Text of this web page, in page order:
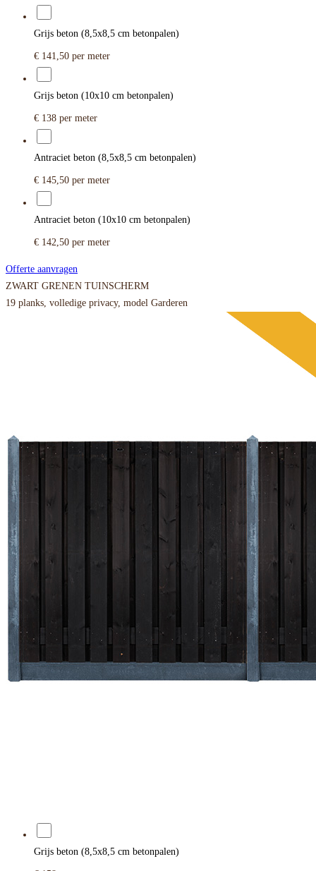
Grijs beton (8,5x8,5 cm betonpalen)
€ 141,50 per meter
Grijs beton (10x10 cm betonpalen)
€ 138 per meter
Antraciet beton (8,5x8,5 cm betonpalen)
€ 145,50 per meter
Antraciet beton (10x10 cm betonpalen)
€ 142,50 per meter
Offerte aanvragen
ZWART GRENEN TUINSCHERM
19 planks, volledige privacy, model Garderen
Grijs beton (8,5x8,5 cm betonpalen)